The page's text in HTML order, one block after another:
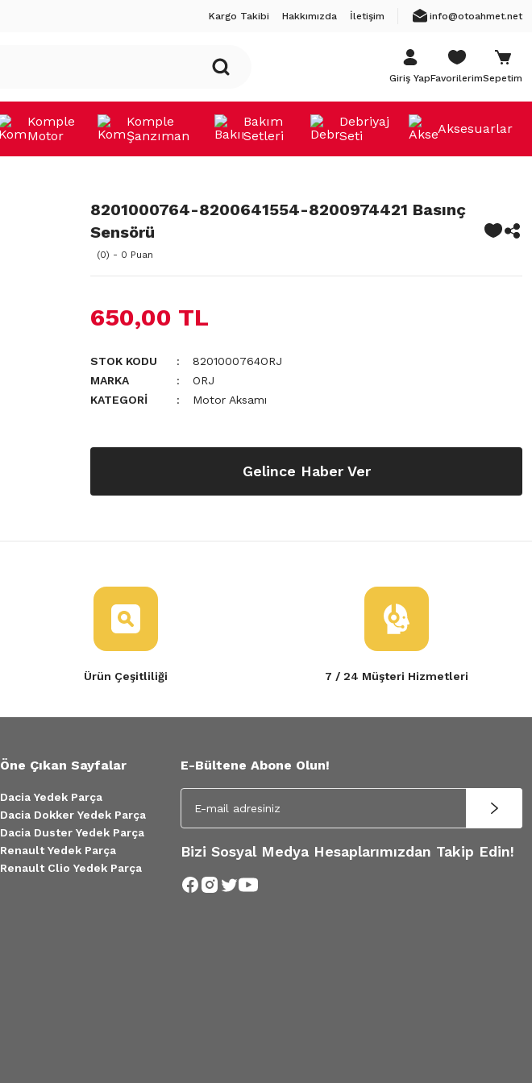
Kargo Takibi Hakkımızda İletişim info@otoahmet.net
Giriş YapFavorilerimSepetim
Komple
Motor
Komple
Şanzıman
Bakım
Setleri
Debriyaj
Seti
Aksesuarlar
8201000764-8200641554-8200974421 Basınç
Sensörü
(0) - 0 Puan
650,00 TL
STOK KODU
8201000764ORJ
MARKA
ORJ
KATEGORI
Motor Aksamı
Gelince Haber Ver
Ürün Çeşitliliği 7 / 24 Müşteri Hizmetleri
Öne Çıkan Sayfalar
Dacia Yedek Parça
Dacia Dokker Yedek Parça
Dacia Duster Yedek Parça
Renault Yedek Parça
Renault Clio Yedek Parça
E-Bültene Abone Olun!
Bizi Sosyal Medya Hesaplarımızdan Takip Edin!